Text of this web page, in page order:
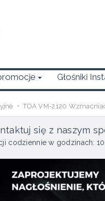
Głośniki
TOA VM-2120
się z naszym
codziennie w godzinach: